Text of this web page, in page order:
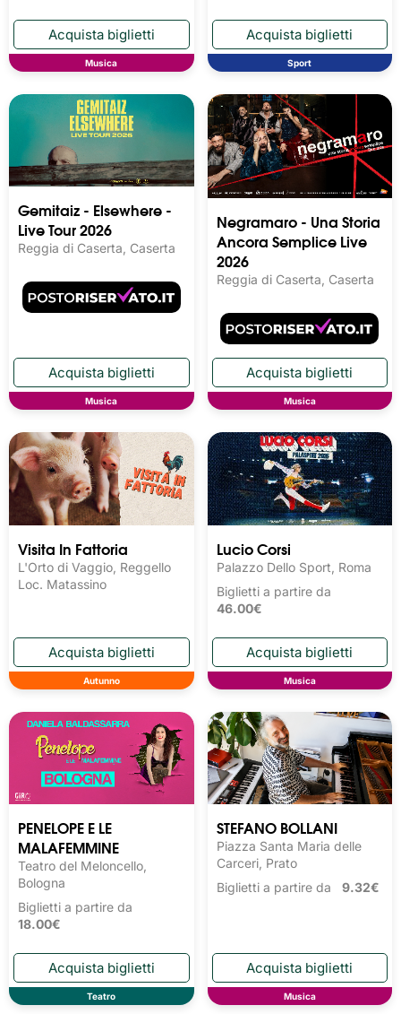
Musica Sport
Gemitaiz - Elsewhere -
Live Tour 2026
Reggia di Caserta, Caserta
Musica
Negramaro - Una Storia
Ancora Semplice Live
2026
Reggia di Caserta, Caserta
Musica
Visita In Fattoria
L'Orto di Vaggio, Reggello
Loc. Matassino
Autunno
Lucio Corsi
Palazzo Dello Sport, Roma
Biglietti a partire da
46.00€
Musica
PENELOPE E LE
MALAFEMMINE
Teatro del Meloncello,
Bologna
Biglietti a partire da
18.00€
Teatro
STEFANO BOLLANI
Piazza Santa Maria delle
Carceri, Prato
Biglietti a partire da 9.32€
Musica